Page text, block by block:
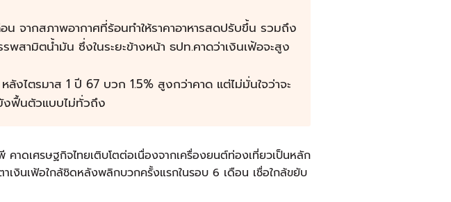
จากสภาพอากาศที่ร้อนทำให้ราคาอาหารสดปรับขึ้น รวมถึง
สามิตน้ำมัน ซึ่งในระยะข้างหน้า ธปท.คาดว่าเงินเฟ้อจะสูง
งไตรมาส 1 ปี 67 บวก 1.5% สูงกว่าคาด แต่ไม่มั่นใจว่าจะ
งฟื้นตัวแบบไม่ทั่วถึง
าดเศรษฐกิจไทยเติบโตต่อเนื่องจากเครื่องยนต์ท่องเที่ยวเป็นหลัก
งินเฟ้อใกล้ชิดหลังพลิกบวกครั้งแรกในรอบ 6 เดือน เชื่อใกล้ขยับ